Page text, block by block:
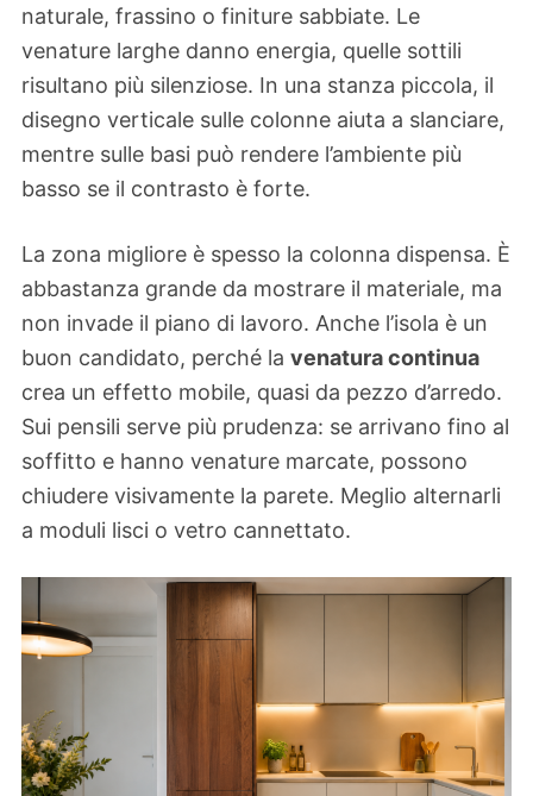
naturale, frassino o finiture sabbiate. Le
venature larghe danno energia, quelle sottili
risultano più silenziose. In una stanza piccola, il
disegno verticale sulle colonne aiuta a slanciare,
mentre sulle basi può rendere l’ambiente più
basso se il contrasto è forte.
La zona migliore è spesso la colonna dispensa. È
abbastanza grande da mostrare il materiale, ma
non invade il piano di lavoro. Anche l’isola è un
buon candidato, perché la venatura continua
crea un effetto mobile, quasi da pezzo d’arredo.
Sui pensili serve più prudenza: se arrivano fino al
soffitto e hanno venature marcate, possono
chiudere visivamente la parete. Meglio alternarli
a moduli lisci o vetro cannettato.